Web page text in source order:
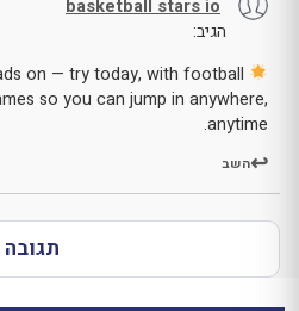
basketball stars io
הגיב:
on — try today, with football
so you can jump in anywhere,
anytime.
השב
תגובה